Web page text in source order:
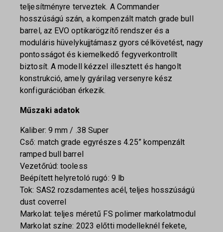
teljesítményre terveztek. A Commander
hosszúságú szán, a kompenzált match grade bull
barrel, az EVO optikarögzítő rendszer és a
moduláris hüvelykujjtámasz gyors célkövetést, nagy
pontosságot és kiemelkedő fegyverkontrollt
biztosít. A modell kézzel illesztett és hangolt
konstrukció, amely gyárilag versenyre kész
konfigurációban érkezik.
Műszaki adatok
Kaliber: 9 mm / .38 Super
Cső: match grade egyrészes 4.25” kompenzált
ramped bull barrel
Vezetőrúd: tooless
Beépített helyretoló rugó: 9 lb
Tok: SAS2 rozsdamentes acél, teljes hosszúságú
dust coverrel
Markolat: teljes méretű FS polimer markolatmodul
Markolat színe: 2023 előtti modelleknél fekete,